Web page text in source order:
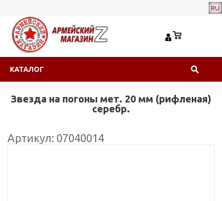
RU
КАТАЛОГ
Звезда на погоны мет. 20 мм (рифленая)
серебр.
Артикул: 07040014